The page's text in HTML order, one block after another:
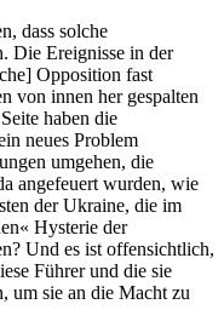
dass solche
Die Ereignisse in der
Opposition fast
von innen her gespalten
haben die
neues Problem
umgehen, die
angefeuert wurden, wie
der Ukraine, die im
Hysterie der
Und es ist offensichtlich,
Führer und die sie
um sie an die Macht zu